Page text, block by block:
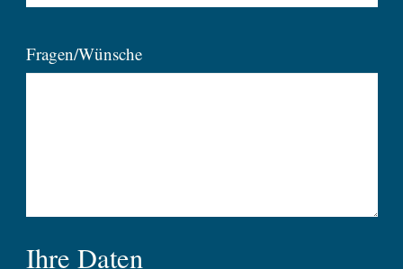
Fragen/Wünsche
Ihre Daten